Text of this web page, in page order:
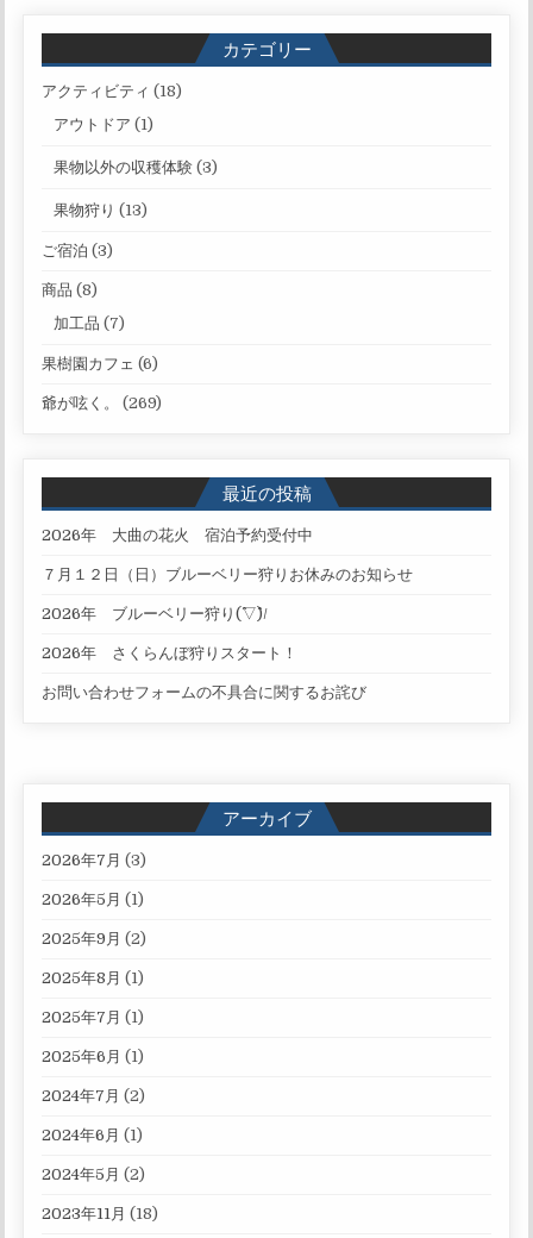
カテゴリー
アクティビティ (18)
アウトドア (1)
果物以外の収穫体験 (3)
果物狩り (13)
ご宿泊 (3)
商品 (8)
加工品 (7)
果樹園カフェ (6)
爺が呟く。 (269)
最近の投稿
2026年 大曲の花火 宿泊予約受付中
７月１２日（日）ブルーベリー狩りお休みのお知らせ
2026年 ブルーベリー狩り(^▽^)/
2026年 さくらんぼ狩りスタート！
お問い合わせフォームの不具合に関するお詫び
アーカイブ
2026年7月 (3)
2026年5月 (1)
2025年9月 (2)
2025年8月 (1)
2025年7月 (1)
2025年6月 (1)
2024年7月 (2)
2024年6月 (1)
2024年5月 (2)
2023年11月 (18)